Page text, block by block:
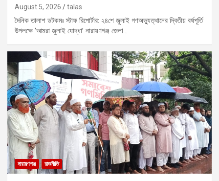
August 5, 2026 talas
দৈনিক তালাশ ডটকমঃ স্টাফ রিপোর্টার: ২৪শে জুলাই গণঅভ্যুত্থানের দ্বিতীয় বর্ষপূর্তি
উপলক্ষে ‘আমরা জুলাই যোদ্ধা’ নারায়ণগঞ্জ জেলা…
নারায়ণগঞ্জ রাজনীতি